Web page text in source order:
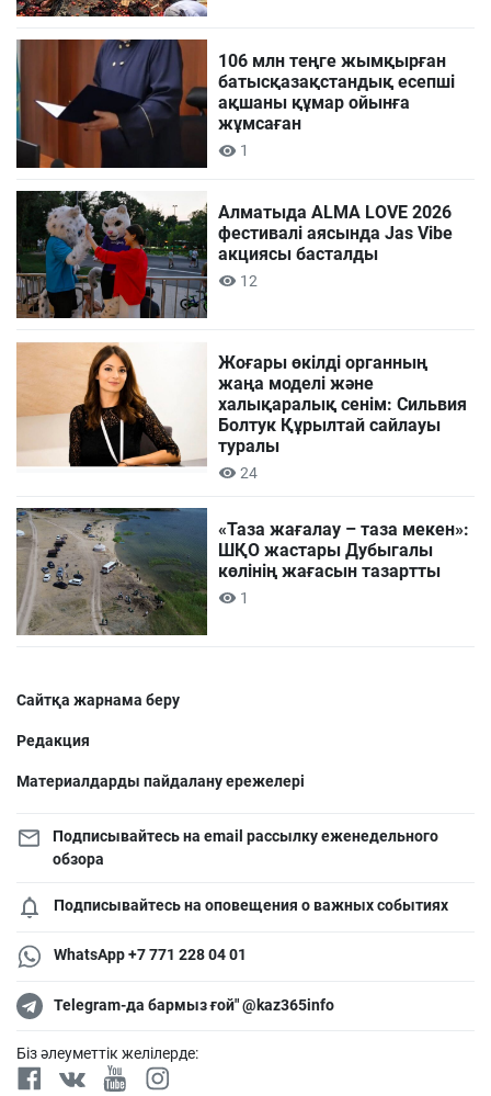
106 млн теңге жымқырған
батысқазақстандық есепші
ақшаны құмар ойынға
жұмсаған
1
Алматыда ALMA LOVE 2026
фестивалі аясында Jas Vibe
акциясы басталды
12
Жоғары өкілді органның
жаңа моделі және
халықаралық сенім: Сильвия
Болтук Құрылтай сайлауы
туралы
24
«Таза жағалау – таза мекен»:
ШҚО жастары Дубыгалы
көлінің жағасын тазартты
1
Сайтқа жарнама беру
Редакция
Материалдарды пайдалану ережелері
Подписывайтесь на email рассылку еженедельного
обзора
Подписывайтесь на оповещения о важных событиях
WhatsApp +7 771 228 04 01
Telegram-да бармыз ғой" @kaz365info
Біз әлеуметтік желілерде: